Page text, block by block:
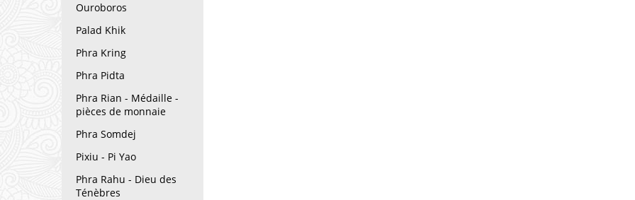
Ouroboros
Palad Khik
Phra Kring
Phra Pidta
Phra Rian - Médaille -
pièces de monnaie
Phra Somdej
Pixiu - Pi Yao
Phra Rahu - Dieu des
Ténèbres